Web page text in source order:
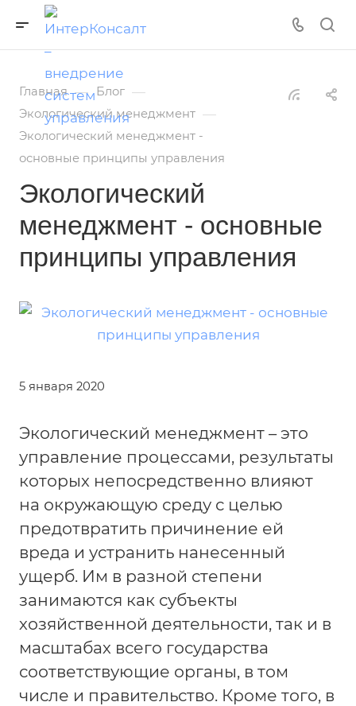
Главная — Блог —
Экологический менеджмент —
Экологический менеджмент -
основные принципы управления
Экологический
менеджмент - основные
принципы управления
5 января 2020
Экологический менеджмент – это
управление процессами, результаты
которых непосредственно влияют
на окружающую среду с целью
предотвратить причинение ей
вреда и устранить нанесенный
ущерб. Им в разной степени
занимаются как субъекты
хозяйственной деятельности, так и в
масштабах всего государства
соответствующие органы, в том
числе и правительство. Кроме того, в